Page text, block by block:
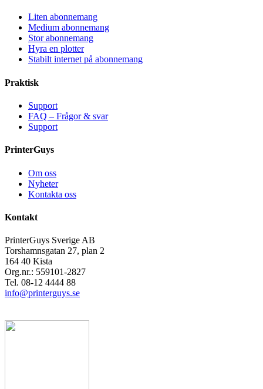
Liten abonnemang
Medium abonnemang
Stor abonnemang
Hyra en plotter
Stabilt internet på abonnemang
Praktisk
Support
FAQ – Frågor & svar
Support
PrinterGuys
Om oss
Nyheter
Kontakta oss
Kontakt
PrinterGuys Sverige AB
Torshamnsgatan 27, plan 2
164 40 Kista
Org.nr.: 559101-2827
Tel. 08-12 4444 88
info@printerguys.se